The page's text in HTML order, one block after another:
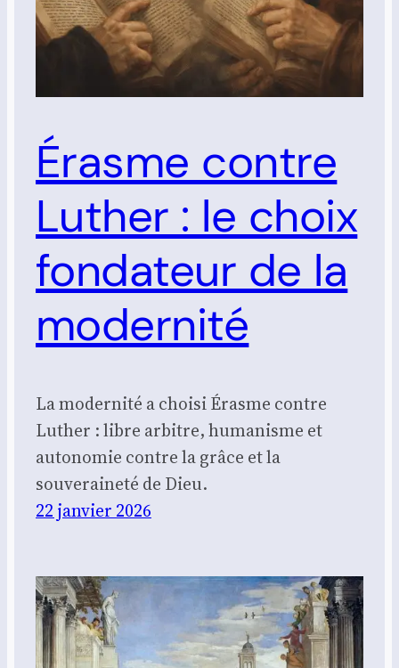
Érasme contre
Luther : le choix
fondateur de la
modernité
La modernité a choisi Érasme contre
Luther : libre arbitre, humanisme et
autonomie contre la grâce et la
souveraineté de Dieu.
22 janvier 2026